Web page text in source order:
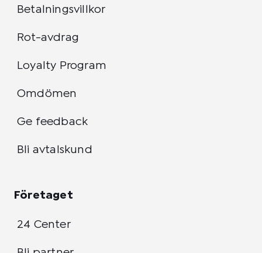
Betalningsvillkor
Rot-avdrag
Loyalty Program
Omdömen
Ge feedback
Bli avtalskund
Företaget
24 Center